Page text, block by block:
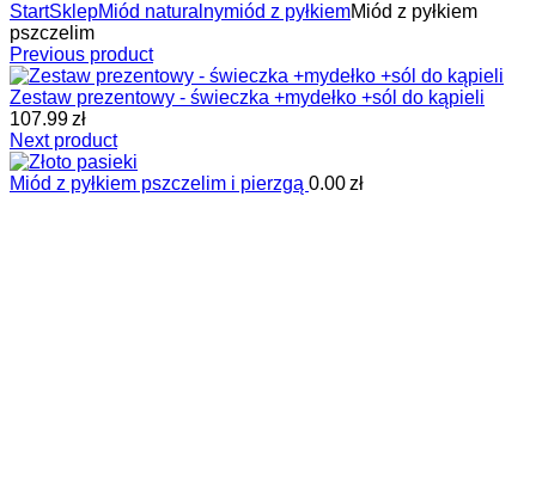
StartSklepMiód naturalnymiód z pyłkiemMiód z pyłkiem
pszczelim
Previous product
Zestaw prezentowy - świeczka +mydełko +sól do kąpieli
107.99zł
Next product
Miód z pyłkiem pszczelim i pierzgą 0.00zł